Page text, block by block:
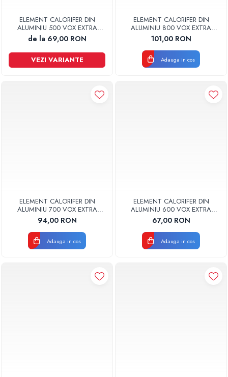
ELEMENT CALORIFER DIN
ALUMINIU 500 VOX EXTRA
GLOBAL
de la 69,00 RON
VEZI VARIANTE
ELEMENT CALORIFER DIN
ALUMINIU 800 VOX EXTRA
GLOBAL
101,00 RON
Adauga in cos
ELEMENT CALORIFER DIN
ALUMINIU 700 VOX EXTRA
GLOBAL
94,00 RON
Adauga in cos
ELEMENT CALORIFER DIN
ALUMINIU 600 VOX EXTRA
GLOBAL
67,00 RON
Adauga in cos